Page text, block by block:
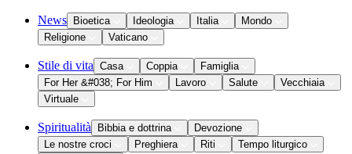
News Bioetica Ideologia Italia
Mondo
Religione
Vaticano
Stile di vita Casa Coppia
Famiglia
For Her &#038; For Him
Lavoro Salute
Vecchiaia
Virtuale
Spiritualità Bibbia e dottrina
Devozione
Le nostre croci
Preghiera Riti
Tempo liturgico